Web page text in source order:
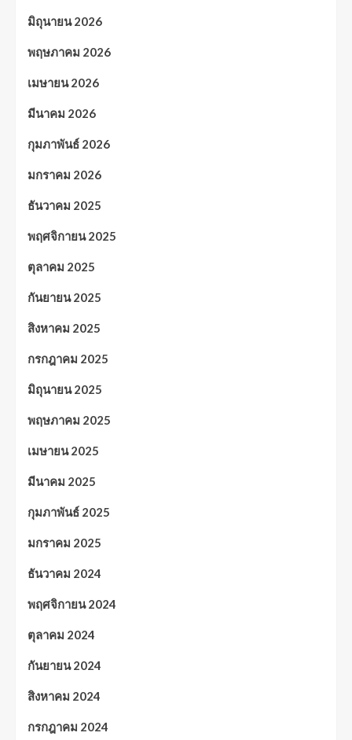
มิถุนายน 2026
พฤษภาคม 2026
เมษายน 2026
มีนาคม 2026
กุมภาพันธ์ 2026
มกราคม 2026
ธันวาคม 2025
พฤศจิกายน 2025
ตุลาคม 2025
กันยายน 2025
สิงหาคม 2025
กรกฎาคม 2025
มิถุนายน 2025
พฤษภาคม 2025
เมษายน 2025
มีนาคม 2025
กุมภาพันธ์ 2025
มกราคม 2025
ธันวาคม 2024
พฤศจิกายน 2024
ตุลาคม 2024
กันยายน 2024
สิงหาคม 2024
กรกฎาคม 2024